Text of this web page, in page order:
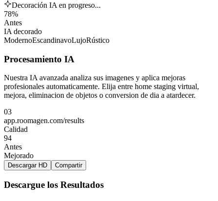
Decoración IA en progreso...
78%
Antes
IA decorado
ModernoEscandinavoLujoRústico
Procesamiento IA
Nuestra IA avanzada analiza sus imagenes y aplica mejoras
profesionales automaticamente. Elija entre home staging virtual,
mejora, eliminacion de objetos o conversion de dia a atardecer.
03
app.roomagen.com/results
Calidad
94
Antes
Mejorado
Descargar HD Compartir
Descargue los Resultados